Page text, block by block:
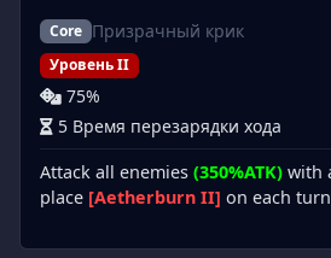
Core Призрачный крик
Уровень II
75%
5 Время перезарядки хода
Attack all enemies (350%ATK) with
place [Aetherburn II] on each